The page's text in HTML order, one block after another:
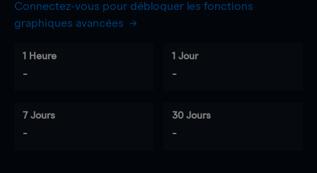
Connectez-vous pour débloquer les fonctions
graphiques avancées
1 Heure
-
1 Jour
-
7 Jours
-
30 Jours
-